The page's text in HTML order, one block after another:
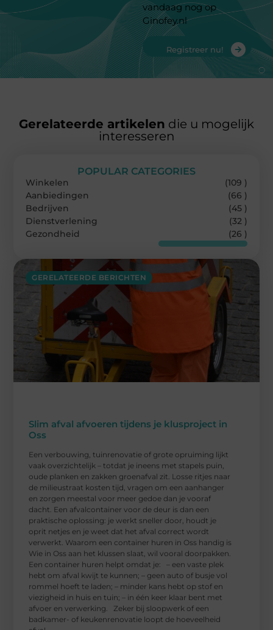
vandaag nog op
Ginofey.nl
Registreer nu!
Gerelateerde artikelen die u mogelijk
interesseren
GERELATEERDE BERICHTEN
Slim afval afvoeren tijdens je klusproject in
Oss
Een verbouwing, tuinrenovatie of grote opruiming lijkt
vaak overzichtelijk – totdat je ineens met stapels puin,
oude planken en zakken groenafval zit. Losse ritjes naar
de milieustraat kosten tijd, vragen om een aanhanger
en zorgen meestal voor meer gedoe dan je vooraf
dacht. Een afvalcontainer voor de deur is dan een
praktische oplossing: je werkt sneller door, houdt je
oprit netjes en je weet dat het afval correct wordt
verwerkt. Waarom een container huren in Oss handig is
Wie in Oss aan het klussen slaat, wil vooral doorpakken.
Een container huren helpt omdat je: – een vaste plek
hebt om afval kwijt te kunnen; – geen auto of busje vol
rommel hoeft te laden; – minder kans hebt op stof en
viezigheid in huis en tuin; – in één keer klaar bent met
afvoer en verwerking. Zeker bij sloopwerk of een
badkamer- of keukenrenovatie loopt de hoeveelheid
POPULAR CATEGORIES
Winkelen
(109 )
Aanbiedingen
(66 )
Bedrijven
(45 )
Dienstverlening
(32 )
Gezondheid
(26 )